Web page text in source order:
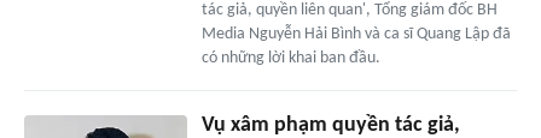
tác giả, quyền liên quan', Tổng giám đốc BH
Media Nguyễn Hải Bình và ca sĩ Quang Lập đã
có những lời khai ban đầu.
Vụ xâm phạm quyền tác giả,